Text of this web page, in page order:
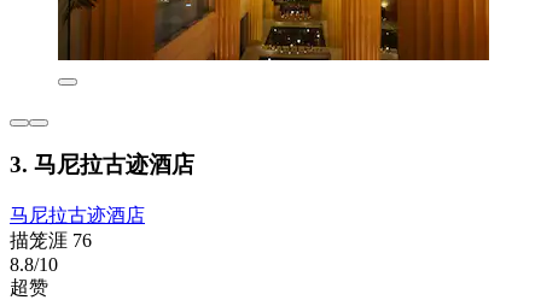
3. 马尼拉古迹酒店
马尼拉古迹酒店
描笼涯 76
8.8/10
超赞